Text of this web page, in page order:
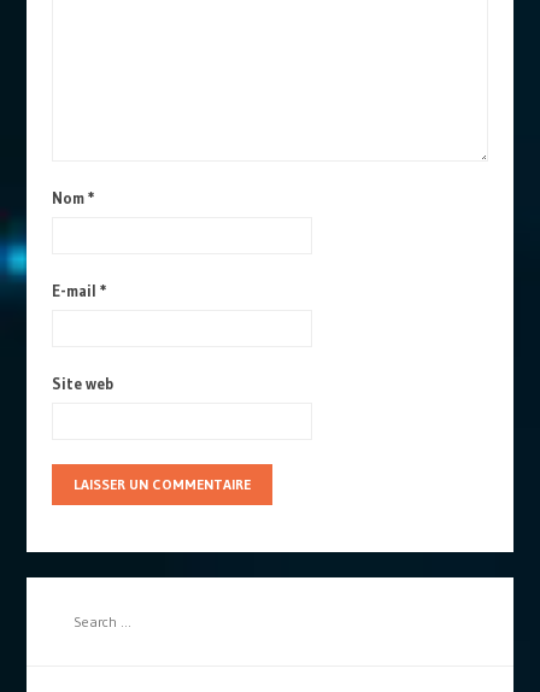
Nom*
E-mail *
Site web